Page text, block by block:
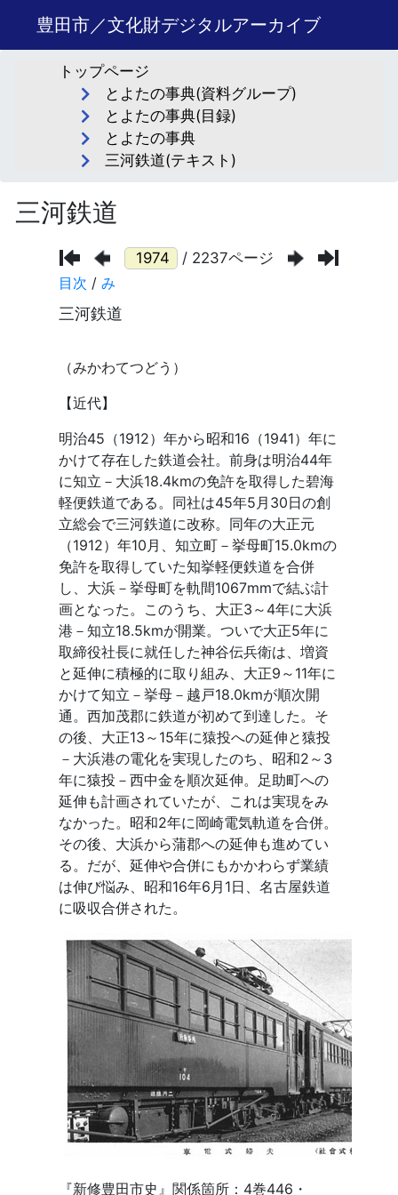
豊田市／文化財デジタルアーカイブ
トップページ
とよたの事典(資料グループ)
とよたの事典(目録)
とよたの事典
三河鉄道(テキスト)
三河鉄道
/ 2237ページ